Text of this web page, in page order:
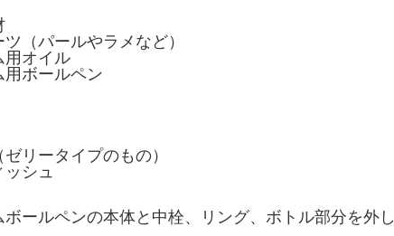
（パールやラメなど）
用オイル
ボールペン
リータイプのもの）
シュ
ールペンの本体と中栓、リング、ボトル部分を外し